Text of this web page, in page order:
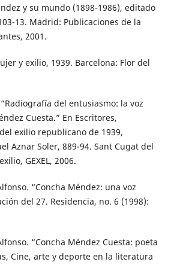
y su mundo (1898-1986), editado
13. Madrid: Publicaciones de la
2001.
y exilio, 1939. Barcelona: Flor del
del entusiasmo: la voz
Cuesta.” En Escritores,
exilio republicano de 1939,
Aznar Soler, 889-94. Sant Cugat del
GEXEL, 2006.
“Concha Méndez: una voz
del 27. Residencia, no. 6 (1998):
“Concha Méndez Cuesta: poeta
Cine, arte y deporte en la literatura